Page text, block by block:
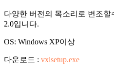
다양한 버전의 목소리로 변조할
2.0입니다.
OS: Windows XP이상
다운로드 : vxlsetup.exe